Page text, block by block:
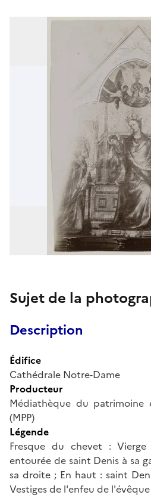
Sujet de la
Description
Édifice
Cathédrale Notre-Dame
Producteur
Médiathèque du
(MPP)
Légende
Fresque du chevet : Vierge
entourée de saint Denis à sa
sa droite ; En haut : saint
Vestiges de l'enfeu de